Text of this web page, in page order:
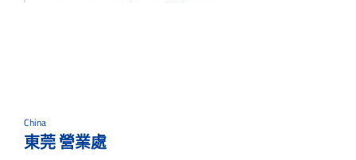
China
東莞 營業處